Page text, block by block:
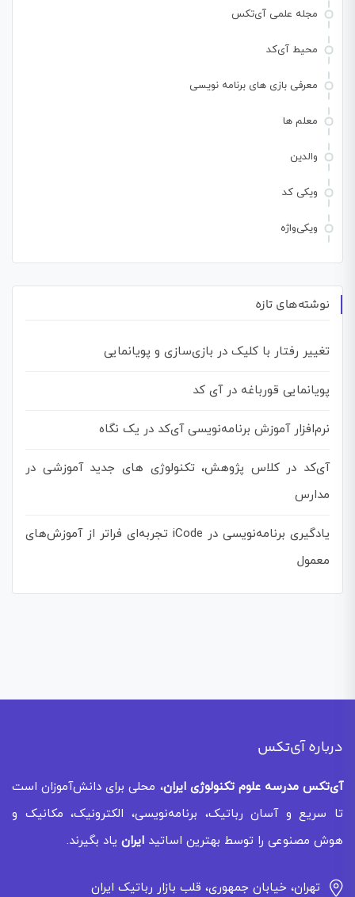
مجله علمی آی‌تکس
محیط آی‌کد
معرفی بازی های برنامه نویسی
معلم ها
والدین
ویکی کد
ویکی‌واژه
نوشته‌های تازه
تغییر رفتار با کلیک در بازی‌سازی و پویانمایی
پویانمایی قورباغه در آی کد
نرم‌افزار آموزش برنامه‌نویسی آی‌کد در یک نگاه
آی‌کد در کلاس پژوهش، تکنولوژی های جدید آموزشی در
مدارس
یادگیری برنامه‌نویسی در iCode تجربه‌ای فراتر از آموزش‌های
معمول
درباره آی‌تکس
آی‌تکس مدرسه علوم تکنولوژی ایران، محلی برای دانش‌آموزان است
تا سریع و آسان رباتیک، برنامه‌نویسی، الکترونیک، مکانیک و
هوش مصنوعی را توسط بهترین اساتید ایران یاد بگیرند.
تهران، خیابان جمهوری، قلب بازار رباتیک ایران